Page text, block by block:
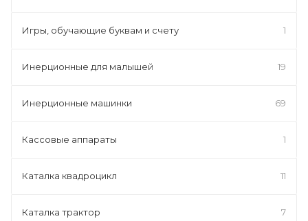
Игры, обучающие буквам и счету 1
Инерционные для малышей 19
Инерционные машинки 69
Кассовые аппараты 1
Каталка квадроцикл 11
Каталка трактор 7